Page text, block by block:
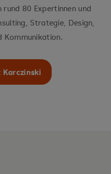
80 Expertinnen und
Strategie, Design,
Kommunikation.